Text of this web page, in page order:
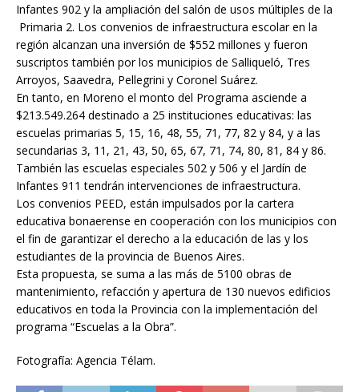
Infantes 902 y la ampliación del salón de usos múltiples de la
Primaria 2. Los convenios de infraestructura escolar en la
región alcanzan una inversión de $552 millones y fueron
suscriptos también por los municipios de Salliqueló, Tres
Arroyos, Saavedra, Pellegrini y Coronel Suárez.
En tanto, en Moreno el monto del Programa asciende a
$213.549.264 destinado a 25 instituciones educativas: las
escuelas primarias 5, 15, 16, 48, 55, 71, 77, 82 y 84, y a las
secundarias 3, 11, 21, 43, 50, 65, 67, 71, 74, 80, 81, 84 y 86.
También las escuelas especiales 502 y 506 y el Jardín de
Infantes 911 tendrán intervenciones de infraestructura.
Los convenios PEED, están impulsados por la cartera
educativa bonaerense en cooperación con los municipios con
el fin de garantizar el derecho a la educación de las y los
estudiantes de la provincia de Buenos Aires.
Esta propuesta, se suma a las más de 5100 obras de
mantenimiento, refacción y apertura de 130 nuevos edificios
educativos en toda la Provincia con la implementación del
programa “Escuelas a la Obra”.
Fotografía: Agencia Télam.